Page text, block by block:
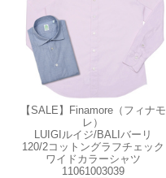
【SALE】 Finamore（フィナモ
レ）
LUIGIルイジ/BALIバーリ
120/2コットングラフチェック
ワイドカラーシャツ
11061003039